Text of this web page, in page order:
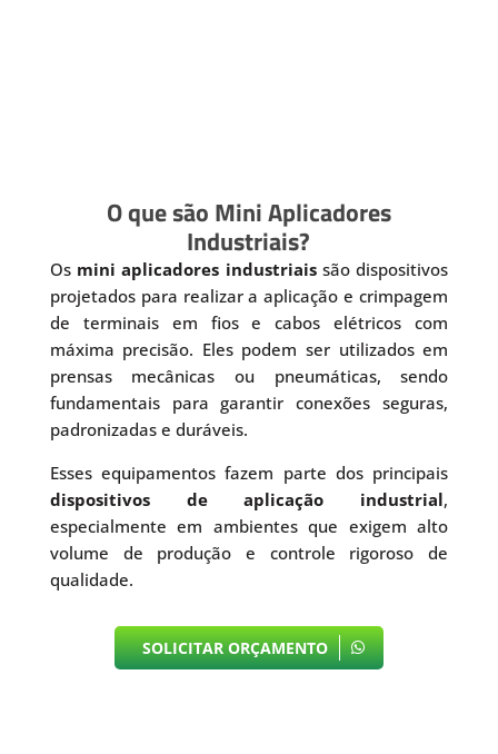
O que são Mini Aplicadores
Industriais?
Os mini aplicadores industriaissão dispositivos
projetados para realizar a aplicação e crimpagem
de terminais em fios e cabos elétricos com
máxima precisão. Eles podem ser utilizados em
prensas mecânicas ou pneumáticas, sendo
fundamentais para garantir conexões seguras,
padronizadas e duráveis.
Esses equipamentos fazem parte dos principais
dispositivos de aplicação industrial,
especialmente em ambientes que exigem alto
volume de produção e controle rigoroso de
qualidade.
SOLICITAR ORÇAMENTO